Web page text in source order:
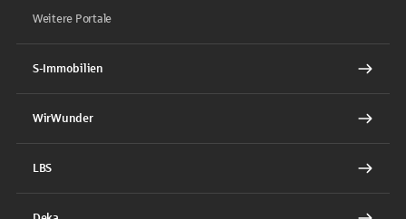
Weitere Portale
S-Immobilien
WirWunder
LBS